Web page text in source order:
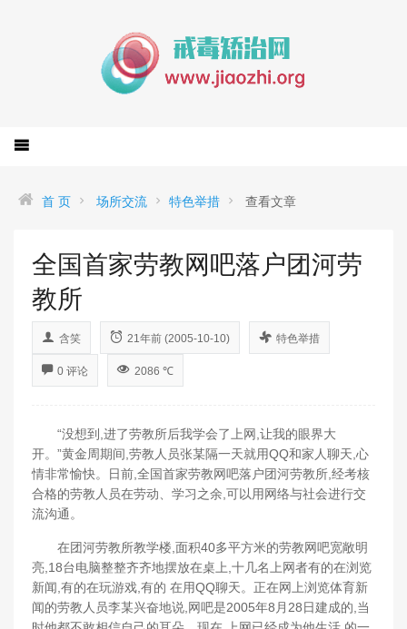
首 页 场所交流 特色举措 查看文章
全国首家劳教网吧落户团河劳
教所
含笑 21年前 (2005-10-10) 特色举措
0 评论 2086 ℃
“没想到,进了劳教所后我学会了上网,让我的眼界大
开。”黄金周期间,劳教人员张某隔一天就用QQ和家人聊天,心
情非常愉快。日前,全国首家劳教网吧落户团河劳教所,经考核
合格的劳教人员在劳动、学习之余,可以用网络与社会进行交
流沟通。
在团河劳教所教学楼,面积40多平方米的劳教网吧宽敞明
亮,18台电脑整整齐齐地摆放在桌上,十几名上网者有的在浏览
新闻,有的在玩游戏,有的 在用QQ聊天。正在网上浏览体育新
闻的劳教人员李某兴奋地说,网吧是2005年8月28日建成的,当